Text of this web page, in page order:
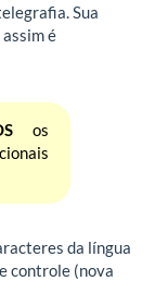
Sua
é
os
da língua
controle (nova